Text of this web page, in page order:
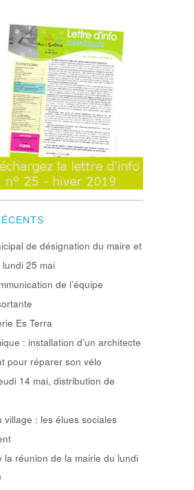
de désignation du maire et
25 mai
de l’équipe
Es Terra
: installation d’un architecte
pour réparer son vélo
14 mai, distribution de
village : les élues sociales
la réunion de la mairie du lundi